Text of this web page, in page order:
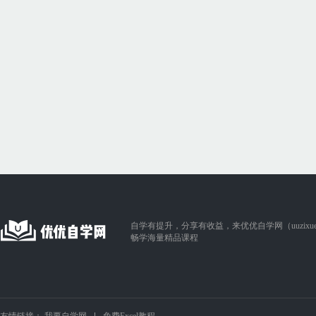
自学有提升，分享有收益，来优优自学网（
畅学海量精品课程